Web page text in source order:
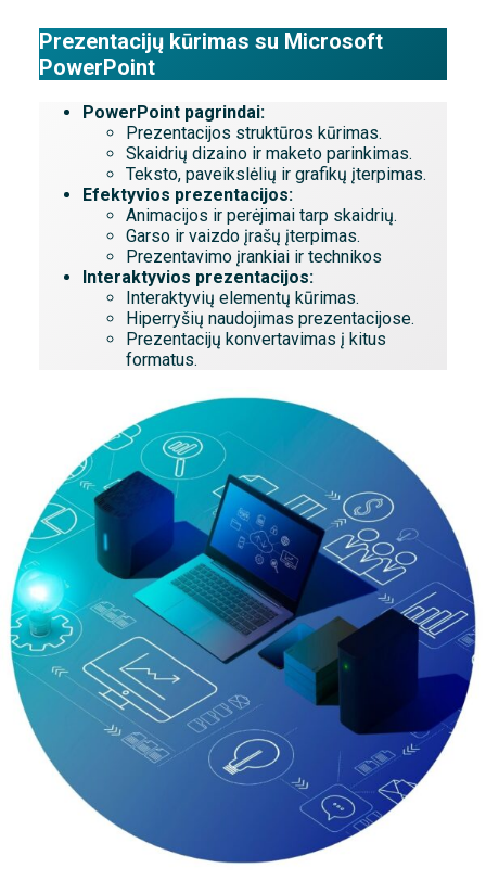
Prezentacijų kūrimas su Microsoft
PowerPoint
PowerPoint pagrindai:
Prezentacijos struktūros kūrimas.
Skaidrių dizaino ir maketo parinkimas.
Teksto, paveikslėlių ir grafikų įterpimas.
Efektyvios prezentacijos:
Animacijos ir perėjimai tarp skaidrių.
Garso ir vaizdo įrašų įterpimas.
Prezentavimo įrankiai ir technikos
Interaktyvios prezentacijos:
Interaktyvių elementų kūrimas.
Hiperryšių naudojimas prezentacijose.
Prezentacijų konvertavimas į kitus
formatus.